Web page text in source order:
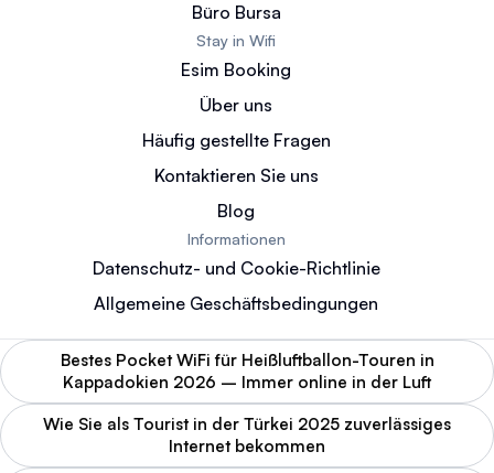
Büro Bursa
Stay in Wifi
Esim Booking
Über uns
Häufig gestellte Fragen
Kontaktieren Sie uns
Blog
Informationen
Datenschutz- und Cookie-Richtlinie
Allgemeine Geschäftsbedingungen
Bestes Pocket WiFi für Heißluftballon-Touren in
Kappadokien 2026 – Immer online in der Luft
Wie Sie als Tourist in der Türkei 2025 zuverlässiges
Internet bekommen